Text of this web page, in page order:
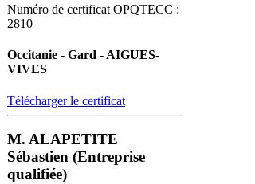
Numéro de certificat OPQTECC :
2810
Occitanie - Gard - AIGUES-
VIVES
Télécharger le certificat
M. ALAPETITE
Sébastien (Entreprise
qualifiée)